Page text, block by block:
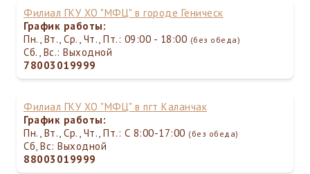
Филиал ГКУ ХО "МФЦ" в городе Геническ
График работы:
Пн., Вт., Ср., Чт., Пт.: 09:00 - 18:00 (без обеда)
Сб., Вс.: Выходной
78003019999
Филиал ГКУ ХО "МФЦ" в пгт Каланчак
График работы:
Пн., Вт., Ср., Чт., Пт.: С 8:00-17:00 (без обеда)
Сб, Вс: Выходной
88003019999